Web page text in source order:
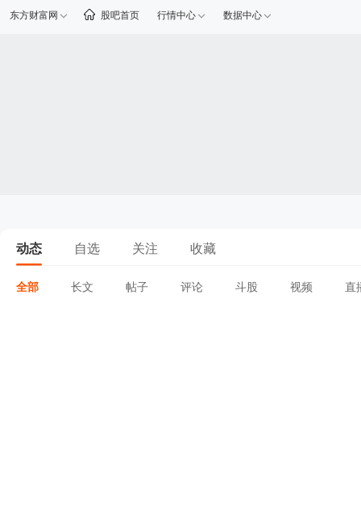
东方财富网 股吧首页 行情中心 数据中心
动态 自选 关注 收藏
全部 长文 帖子 评论 斗股 视频 直